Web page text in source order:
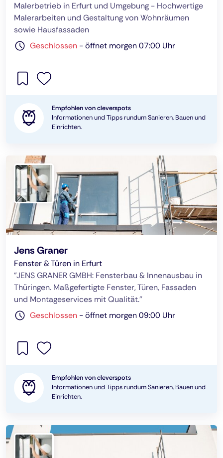
Malerbetrieb in Erfurt und Umgebung - Hoch­wertige
Maler­arbeiten und Gestaltung von Wohnräumen
sowie Hausfassaden
Geschlossen -öffnet morgen 07:00 Uhr
Empfohlen von cleverspots
Informationen und Tipps rundum Sanieren, Bauen und
Einrichten.
Jens Graner
Fenster & Türen in Erfurt
"JENS GRANER GMBH: Fensterbau & Innenausbau in
Thüringen. Maßgefertigte Fenster, Türen, Fassaden
und Montageservices mit Qualität."
Geschlossen -öffnet morgen 09:00 Uhr
Empfohlen von cleverspots
Informationen und Tipps rundum Sanieren, Bauen und
Einrichten.